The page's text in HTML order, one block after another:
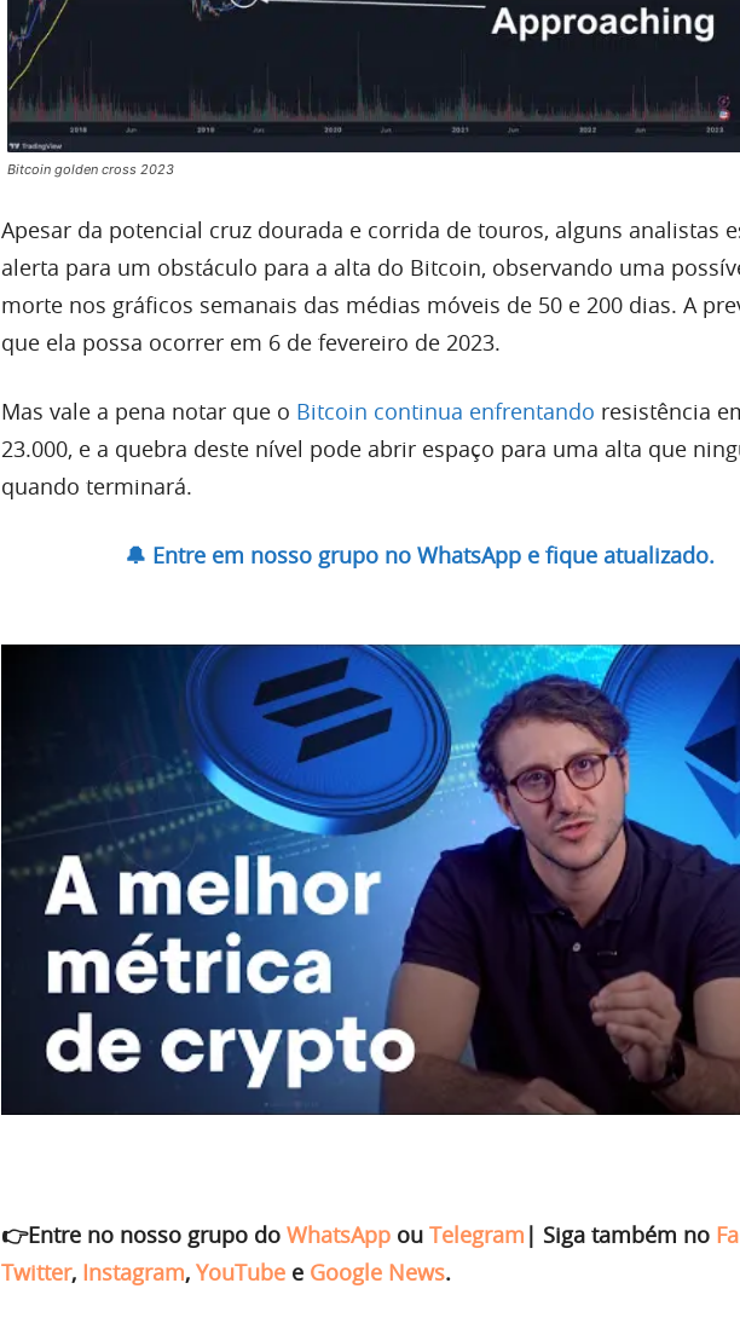
Bitcoin golden cross 2023
Apesar da potencial cruz dourada e corrida de touros, alguns analistas
alerta para um obstáculo para a alta do Bitcoin, observando uma
morte nos gráficos semanais das médias móveis de 50 e 200 dias. A
que ela possa ocorrer em 6 de fevereiro de 2023.
Mas vale a pena notar que o Bitcoin continua enfrentando resistência
23.000, e a quebra deste nível pode abrir espaço para uma alta que
quando terminará.
🔔 Entre em nosso grupo no WhatsApp e fique atualizado.
👉Entre no nosso grupo do WhatsApp ou Telegram | Siga também no
Twitter, Instagram, YouTube e Google News.